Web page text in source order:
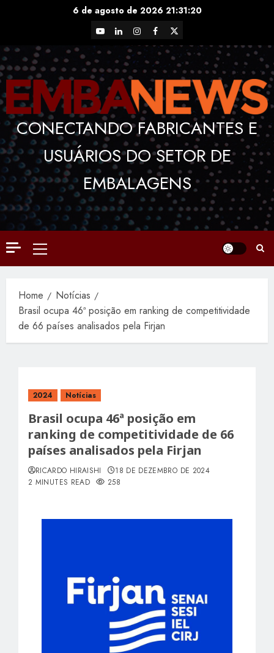
6 de agosto de 202621:31:21
YouTubeLinkedInInstagram
Facebook
X
CONECTANDO FABRICANTES E
USUÁRIOS DO SETOR DE
EMBALAGENS
Primary
Menu
Home
Notícias
Brasil ocupa 46ª posição em ranking de competitividade
de 66 países analisados pela Firjan
2024 Notícias
Brasil ocupa 46ª posição em
ranking de competitividade de 66
países analisados pela Firjan
RICARDO HIRAISHI
18 DE DEZEMBRO DE 2024
2 MINUTES READ
258